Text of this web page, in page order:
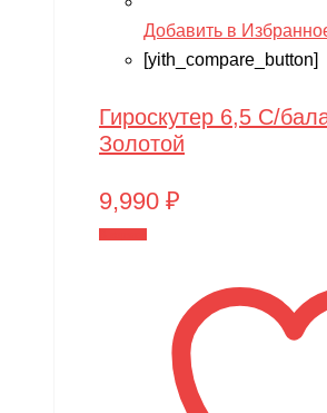
Добавить в
[yith_compare_button]
Гироскутер 6,5 С/
Золотой
9,990 ₽